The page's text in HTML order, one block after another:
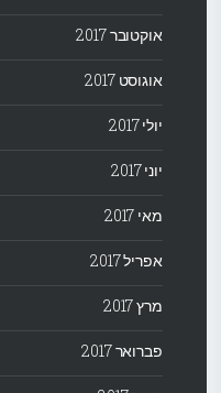
אוקטובר 2017
אוגוסט 2017
יולי 2017
יוני 2017
מאי 2017
אפריל 2017
מרץ 2017
פברואר 2017